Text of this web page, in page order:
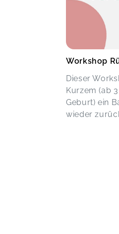
Workshop
Dieser
Kurzem (ab
Geburt) ein
wieder